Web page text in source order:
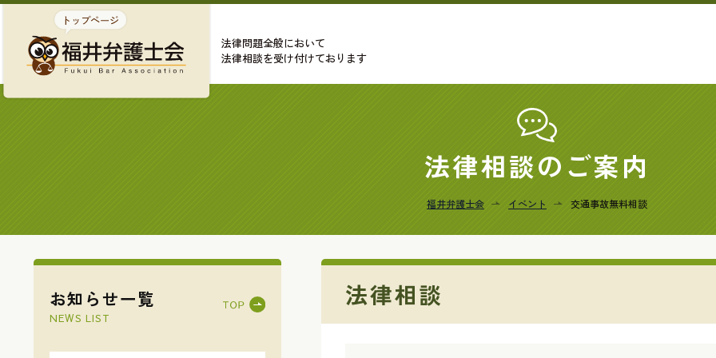
法律問題全般において
法律相談を受け付けております
法律相談のご案内
福井弁護士会 イベント 交通事故無料相談
お知らせ一覧
NEWS LIST
法律相談